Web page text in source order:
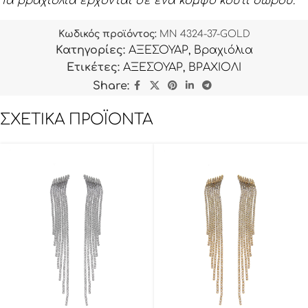
Κωδικός προϊόντος: MN 4324-37-GOLD
Κατηγορίες: ΑΞΕΣΟΥΑΡ, Βραχιόλια
Ετικέτες: ΑΞΕΣΟΥΑΡ, ΒΡΑΧΙΟΛΙ
Share:
ΣΧΕΤΙΚΆ ΠΡΟΪΌΝΤΑ